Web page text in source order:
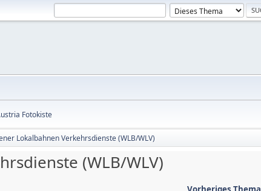
Fotokiste
Lokalbahnen Verkehrsdienste (WLB/WLV)
(WLB/WLV)